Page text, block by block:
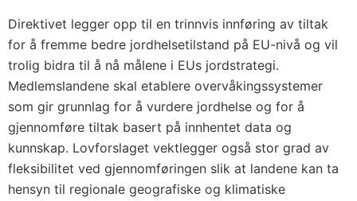
Direktivet legger opp til en trinnvis innføring av tiltak
for å fremme bedre jordhelsetilstand på EU-nivå og vil
trolig bidra til å nå målene i EUs jordstrategi.
Medlemslandene skal etablere overvåkingssystemer
som gir grunnlag for å vurdere jordhelse og for å
gjennomføre tiltak basert på innhentet data og
kunnskap. Lovforslaget vektlegger også stor grad av
fleksibilitet ved gjennomføringen slik at landene kan ta
hensyn til regionale geografiske og klimatiske